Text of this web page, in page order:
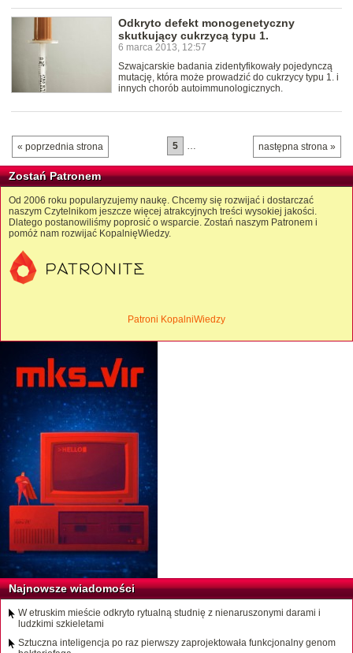
Odkryto defekt monogenetyczny
skutkujący cukrzycą typu 1.
6 marca 2013, 12:57
Szwajcarskie badania zidentyfikowały pojedynczą
mutację, która może prowadzić do cukrzycy typu 1. i
innych chorób autoimmunologicznych.
« poprzednia strona następna strona »
5 …
Zostań Patronem
Od 2006 roku popularyzujemy naukę. Chcemy się rozwijać i dostarczać
naszym Czytelnikom jeszcze więcej atrakcyjnych treści wysokiej jakości.
Dlatego postanowiliśmy poprosić o wsparcie. Zostań naszym Patronem i
pomóż nam rozwijać KopalnięWiedzy.
Patroni KopalniWiedzy
Najnowsze wiadomości
W etruskim mieście odkryto rytualną studnię z nienaruszonymi darami i
ludzkimi szkieletami
Sztuczna inteligencja po raz pierwszy zaprojektowała funkcjonalny genom